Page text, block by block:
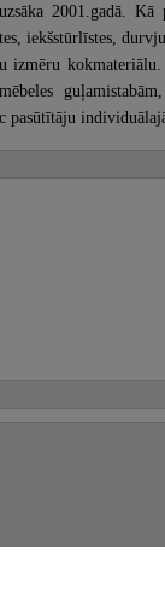
2001.gadā. Kā
iekšstūrlīstes, durvju
pasūtītāju